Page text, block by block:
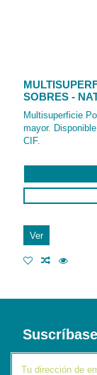
SOBRES -
Multisuperficie
mayor.
CIF.
Ver